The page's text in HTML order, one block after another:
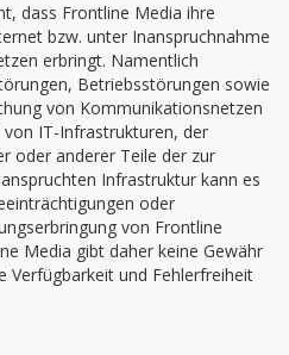
dass Frontline Media ihre
bzw. unter Inanspruchnahme
erbringt. Namentlich
Betriebsstörungen sowie
von Kommunikationsnetzen
IT-Infrastrukturen, der
oder anderer Teile der zur
Infrastruktur kann es
oder
von Frontline
Media gibt daher keine Gewähr
Verfügbarkeit und Fehlerfreiheit